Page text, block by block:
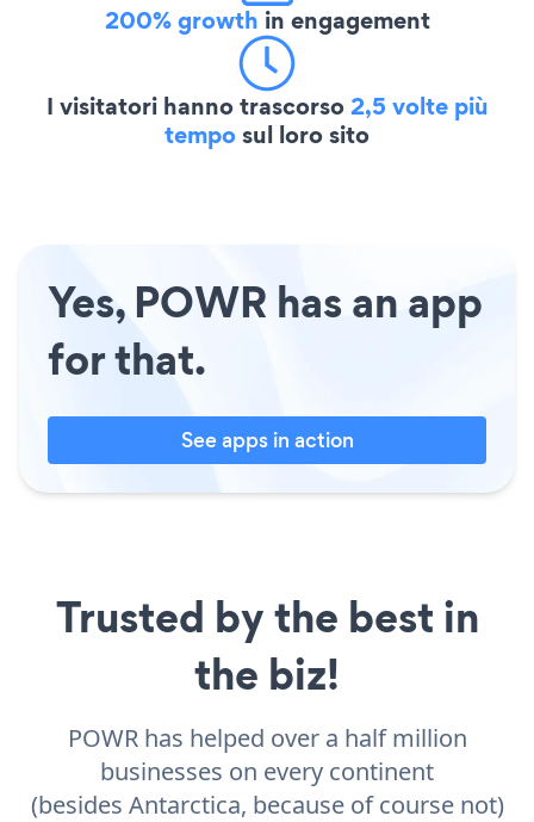
200% growth in engagement
I visitatori hanno trascorso2,5 volte più
temposul loro sito
Yes, POWR has an app
for that.
See apps in action
Trusted by the best in
the biz!
POWR has helped over a half million
businesses on every continent
(besides Antarctica, because of course not)